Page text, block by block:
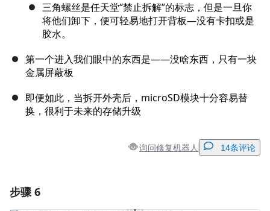
三角螺丝是任天堂“禁止拆解”的标志，但是一旦你
将他们卸下，便可轻易地打开背板—没有卡扣或是
胶水。
第一个进入我们眼中的东西是——没啥东西，只有一块
金属屏蔽板
即便如此，当拆开外壳后，microSD模块十分容易替
换，很利于未来的存储升级
询问修复机器人 14条评论
步骤 6